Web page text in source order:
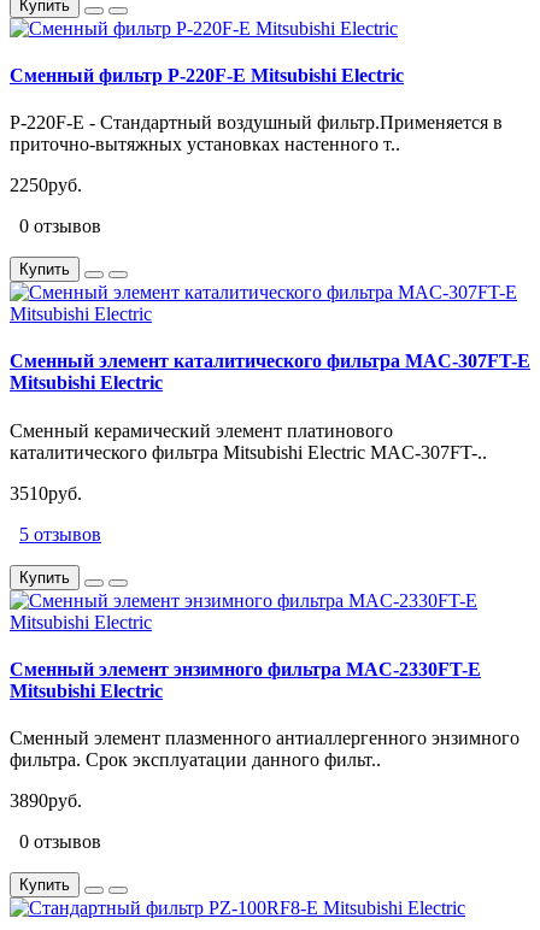
Купить
Сменный фильтр P-220F-E Mitsubishi Electric
P-220F-E - Стандартный воздушный фильтр.Применяется в
приточно-вытяжных установках настенного т..
2250руб.
0 отзывов
Купить
Сменный элемент каталитического фильтра MAC-307FT-E
Mitsubishi Electric
Сменный керамический элемент платинового
каталитического фильтра Mitsubishi Electric MAC-307FT-..
3510руб.
5 отзывов
Купить
Сменный элемент энзимного фильтра MAC-2330FT-E
Mitsubishi Electric
Сменный элемент плазменного антиаллергенного энзимного
фильтра. Срок эксплуатации данного фильт..
3890руб.
0 отзывов
Купить